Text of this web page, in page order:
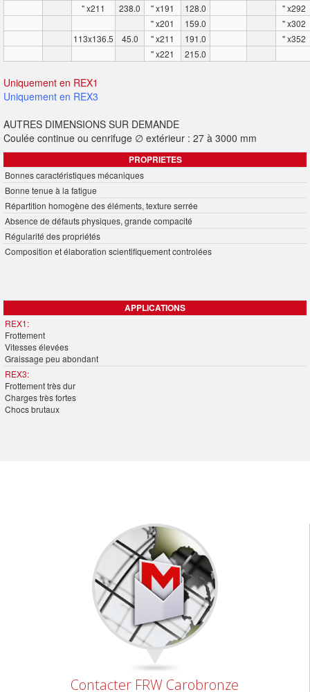
" x211
238.0 " x191 128.0
" x292
" x201
159.0
" x302
113x136.5
45.0 " x211 191.0
" x352
" x221
215.0
Uniquement en REX1
Uniquement en REX3
AUTRES DIMENSIONS SUR DEMANDE
Coulée continue ou cenrifuge ∅ extérieur : 27 à 3000 mm
PROPRIETES
Bonnes caractéristiques mécaniques
Bonne tenue à la fatigue
Répartition homogène des éléments, texture serrée
Absence de défauts physiques, grande compacité
Régularité des propriétés
Composition et élaboration scientifiquement controlées
APPLICATIONS
REX1:
Frottement
Vitesses élevées
Graissage peu abondant
REX3:
Frottement très dur
Charges très fortes
Chocs brutaux
Contacter FRW Carobronze